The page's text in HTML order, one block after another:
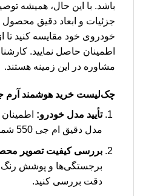
باشد. با این حال، همیشه
جزئیات و ابعاد دقیق محصول
خودروی خود مقایسه کنید تا
اطمینان حاصل نمایید.
مشاوره در این زمینه هستند.
چک‌لیست خرید هوشمند آرم جلو
تأیید مدل خودرو:
مدل دقیق ام جی 550 شما مناسب است.
بررسی کیفیت تصویر
برجستگی‌ها و پوشش رنگ را
دقت بررسی کنید.